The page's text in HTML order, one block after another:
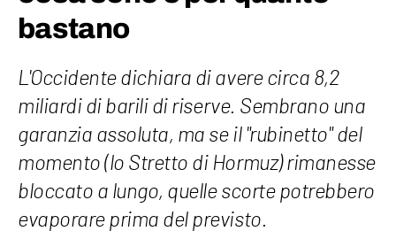
bastano
​L'Occidente dichiara di avere circa 8,2
miliardi di barili di riserve. Sembrano una
garanzia assoluta, ma se il "rubinetto" del
momento (lo Stretto di Hormuz) rimanesse
bloccato a lungo, quelle scorte potrebbero
evaporare prima del previsto.